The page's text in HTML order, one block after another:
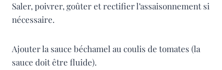
Saler, poivrer, goûter et rectifier l’assaisonnement si
nécessaire.
Ajouter la sauce béchamel au coulis de tomates (la
sauce doit être fluide).